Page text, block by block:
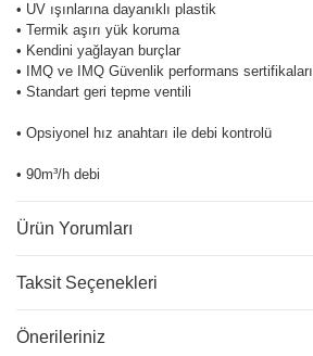
• UV ışınlarına dayanıklı plastik
• Termik aşırı yük koruma
• Kendini yağlayan burçlar
• IMQ ve IMQ Güvenlik performans sertifikaları
• Standart geri tepme ventili
• Opsiyonel hız anahtarı ile debi kontrolü
• 90m³/h debi
Ürün Yorumları
Taksit Seçenekleri
Önerileriniz